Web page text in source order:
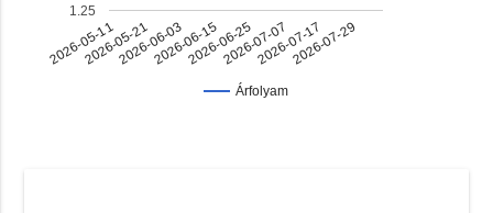
Árfolyam
2026-05-112026-05-212026-06-032026-06-152026-06-252026-07-072026-07-172026-07-29
1.25